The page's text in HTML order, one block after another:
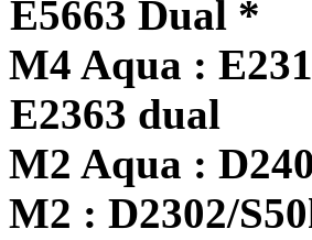
E5663 Dual *
Aqua :
E2363 dual
Aqua :
: D2302/